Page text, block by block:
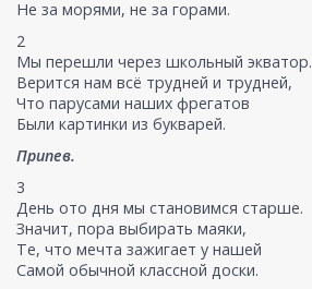
Не за морями, не за горами.
2
Мы перешли через школьный экватор.
Верится нам всё трудней и трудней,
Что парусами наших фрегатов
Были картинки из букварей.
Припев.
3
День ото дня мы становимся старше.
Значит, пора выбирать маяки,
Те, что мечта зажигает у нашей
Самой обычной классной доски.